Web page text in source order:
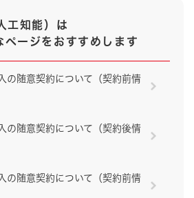
工知能）は
ページをおすすめします
の随意契約について（契約前情
の随意契約について（契約後情
の随意契約について（契約前情